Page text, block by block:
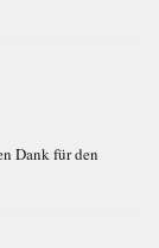
Dank für den